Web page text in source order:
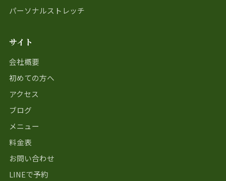
パーソナルストレッチ
サイト
会社概要
初めての方へ
アクセス
ブログ
メニュー
料金表
お問い合わせ
LINEで予約